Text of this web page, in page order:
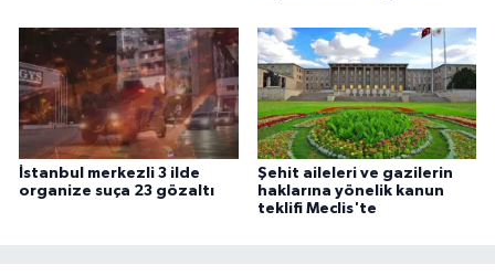
İstanbul merkezli 3 ilde
organize suça 23 gözaltı
Şehit aileleri ve gazilerin
haklarına yönelik kanun
teklifi Meclis'te